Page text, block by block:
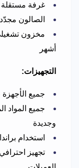
غرفة
الصالون
مخزون
أشهر
التجهيزات:
جميع الأجهزة
جميع المواد
وجديدة
استخدام
تجهيز